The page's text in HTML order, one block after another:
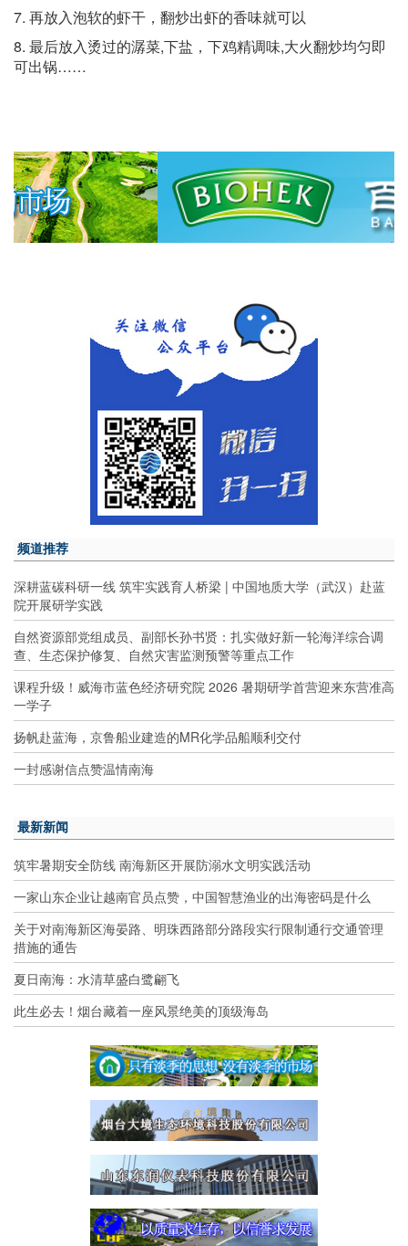
7. 再放入泡软的虾干，翻炒出虾的香味就可以
8. 最后放入烫过的潺菜,下盐，下鸡精调味,大火翻炒均匀即
可出锅……
频道推荐
深耕蓝碳科研一线 筑牢实践育人桥梁 | 中国地质大学（武汉）赴蓝
院开展研学实践
自然资源部党组成员、副部长孙书贤：扎实做好新一轮海洋综合调
查、生态保护修复、自然灾害监测预警等重点工作
课程升级！威海市蓝色经济研究院 2026 暑期研学首营迎来东营准高
一学子
扬帆赴蓝海，京鲁船业建造的MR化学品船顺利交付
一封感谢信点赞温情南海
最新新闻
筑牢暑期安全防线 南海新区开展防溺水文明实践活动
一家山东企业让越南官员点赞，中国智慧渔业的出海密码是什么
关于对南海新区海晏路、明珠西路部分路段实行限制通行交通管理
措施的通告
夏日南海：水清草盛白鹭翩飞
此生必去！烟台藏着一座风景绝美的顶级海岛